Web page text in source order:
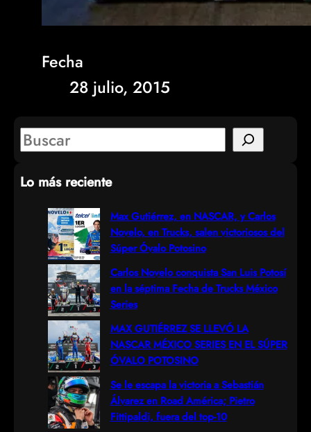
Fecha
28 julio, 2015
S
a
Lo más reciente
Max Gutiérrez, en NASCAR, y Carlos
Novelo, en Trucks, salen victoriosos del
Súper Óvalo Potosino
Carlos Novelo conquista San Luis Potosí
en la séptima Fecha de Trucks México
Series
MAX GUTIÉRREZ SE LLEVÓ LA
NASCAR MÉXICO SERIES EN EL SÚPER
ÓVALO POTOSINO
Se le escapa la victoria a Sebastián
Álvarez en Road América; Pietro
Fittipaldi, fuera del top-10